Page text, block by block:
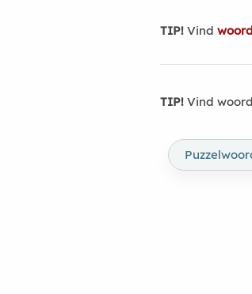
TIP! Vind
TIP! Vind